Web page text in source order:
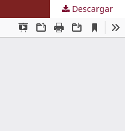
Descargar